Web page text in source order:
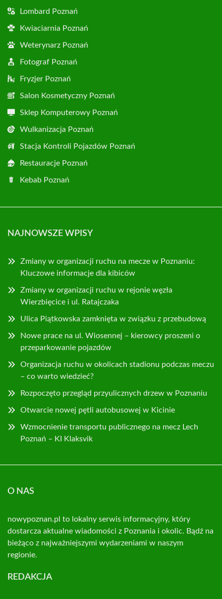
Lombard Poznań
Kwiaciarnia Poznań
Weterynarz Poznań
Fotograf Poznań
Fryzjer Poznań
Salon Kosmetyczny Poznań
Sklep Komputerowy Poznań
Wulkanizacja Poznań
Stacja Kontroli Pojazdów Poznań
Restauracje Poznań
Kebab Poznań
NAJNOWSZE WPISY
Zmiany w organizacji ruchu na mecze w Poznaniu:
Kluczowe informacje dla kibiców
Zmiany w organizacji ruchu w rejonie węzła
Wierzbięcice i ul. Ratajczaka
Ulica Piątkowska zamknięta w związku z przebudową
Nowe prace na ul. Wiosennej – kierowcy proszeni o
przeparkowanie pojazdów
Organizacja ruchu w okolicach stadionu podczas meczu
– co warto wiedzieć?
Rozpoczęto przegląd przyulicznych drzew w Poznaniu
Otwarcie nowej pętli autobusowej w Kicinie
Wzmocnienie transportu publicznego na mecz Lech
Poznań – KI Klaksvik
O NAS
nowypoznan.pl to lokalny serwis informacyjny, który
dostarcza aktualne wiadomości z Poznania i okolic. Bądź na
bieżąco z najważniejszymi wydarzeniami w naszym
regionie.
REDAKCJA